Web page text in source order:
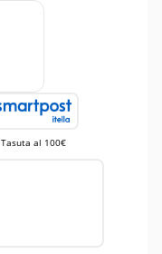
Tasuta al 100€